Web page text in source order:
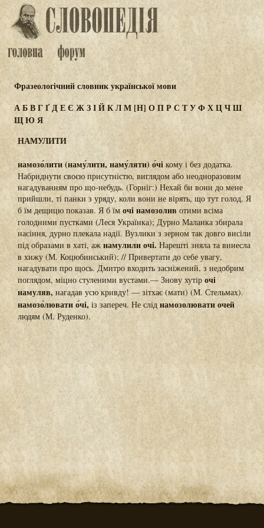
Фразеологічний словник української мови
АБВГҐДЕЄ ЖЗІЙКЛМ [Н] ОПР С ТУФХЦЧШ
ЩЮ Я
НАМУЛИТИ
намозо́лити (наму́лити, наму́ляти) о́чі кому і без додатка.
Набриднути своєю присутністю, виглядом або неодноразовим
нагадуванням про що-небудь. (Горніг:) Нехай би вони до мене
прийшли, ті панки з уряду, коли вони не вірять, що тут голод. Я
б їм дещицю показав. Я б їмочі намозолив отими всіма
голодними пустками (Леся Українка); Дурно Маланка збирала
насіння, дурно плекала надії. Вузлики з зерном так довго висіли
під образами в хаті, аж намулили очі. Нарешті зняла та винесла
в хижу (М. Коцюбинський); // Привертати до себе увагу,
нагадувати про щось. Дмитро входить засніжений, з недобрим
поглядом, міцно стуленими вустами.— Знову хутірочі
намуляв, нагадав усю кривду! — зітхає (мати) (М. Стельмах).
намозо́лювати о́чі, із запереч. Не слід намозолювати очей
людям (М. Руденко).